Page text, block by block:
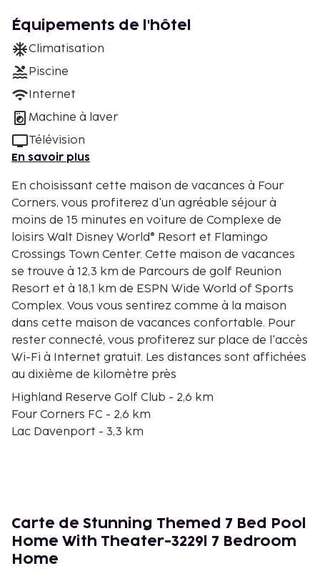
Équipements de l'hôtel
Climatisation
Piscine
Internet
Machine à laver
Télévision
En savoir plus
En choisissant cette maison de vacances à Four
Corners, vous profiterez d'un agréable séjour à
moins de 15 minutes en voiture de Complexe de
loisirs Walt Disney World® Resort et Flamingo
Crossings Town Center. Cette maison de vacances
se trouve à 12,3 km de Parcours de golf Reunion
Resort et à 18,1 km de ESPN Wide World of Sports
Complex. Vous vous sentirez comme à la maison
dans cette maison de vacances confortable. Pour
rester connecté, vous profiterez sur place de l'accès
Wi-Fi à Internet gratuit. Les distances sont affichées
au dixième de kilomètre près
Highland Reserve Golf Club - 2,6 km
Four Corners FC - 2,6 km
Lac Davenport - 3,3 km
Mini-golf Bonanza Golf & Gifts - 10,3 km
Parcours Jack Nicklaus - 10,9 km
Mystic Dunes Golf Club - 11 km
Carte de Stunning Themed 7 Bed Pool
Home With Theater-3229l 7 Bedroom
Home